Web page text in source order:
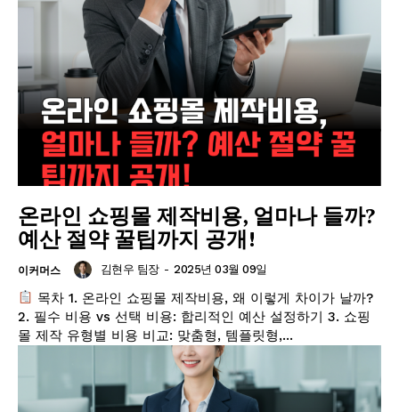
온라인 쇼핑몰 제작비용, 얼마나 들까?
예산 절약 꿀팁까지 공개!
이커머스 김현우 팀장 - 2025년 03월 09일
목차 1. 온라인 쇼핑몰 제작비용, 왜 이렇게 차이가 날까?
2. 필수 비용 vs 선택 비용: 합리적인 예산 설정하기 3. 쇼핑
몰 제작 유형별 비용 비교: 맞춤형, 템플릿형,...